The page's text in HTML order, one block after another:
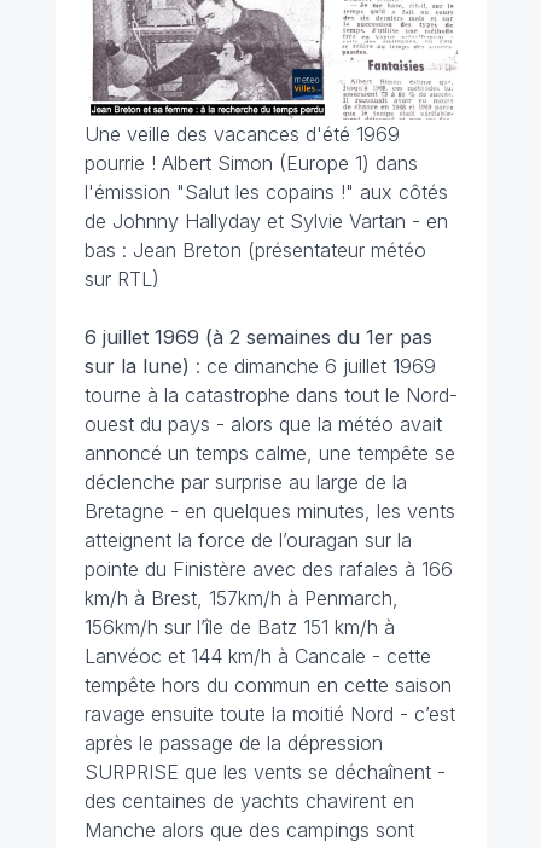
Une veille des vacances d'été 1969
pourrie ! Albert Simon (Europe 1) dans
l'émission "Salut les copains !" aux côtés
de Johnny Hallyday et Sylvie Vartan - en
bas : Jean Breton (présentateur météo
sur RTL)
6 juillet 1969 (à 2 semaines du 1er pas
sur la lune) : ce dimanche 6 juillet 1969
tourne à la catastrophe dans tout le Nord-
ouest du pays - alors que la météo avait
annoncé un temps calme, une tempête se
déclenche par surprise au large de la
Bretagne - en quelques minutes, les vents
atteignent la force de l’ouragan sur la
pointe du Finistère avec des rafales à 166
km/h à Brest, 157km/h à Penmarch,
156km/h sur l’île de Batz 151 km/h à
Lanvéoc et 144 km/h à Cancale - cette
tempête hors du commun en cette saison
ravage ensuite toute la moitié Nord - c’est
après le passage de la dépression
SURPRISE que les vents se déchaînent -
des centaines de yachts chavirent en
Manche alors que des campings sont